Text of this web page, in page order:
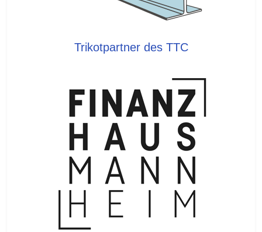
Trikotpartner des TTC